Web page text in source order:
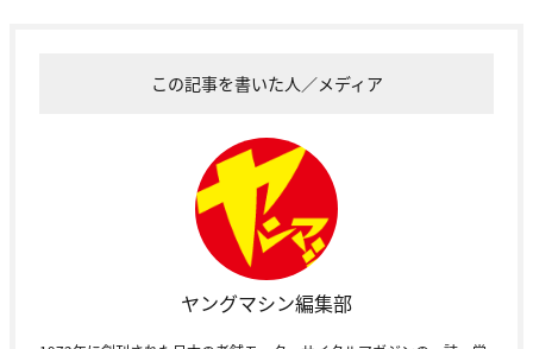
この記事を書いた人／メディア
ヤングマシン編集部